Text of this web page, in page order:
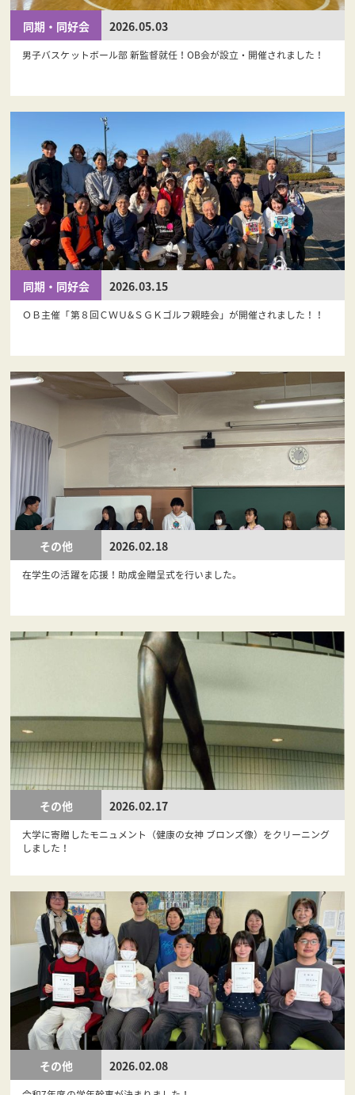
同期・同好会 2026.05.03
男子バスケットボール部 新監督就任！OB会が設立・開催されました！
同期・同好会 2026.03.15
ＯＢ主催「第８回ＣＷＵ&ＳＧＫゴルフ親睦会」が開催されました！！
その他 2026.02.18
在学生の活躍を応援！助成金贈呈式を行いました。
その他 2026.02.17
大学に寄贈したモニュメント（健康の女神 ブロンズ像）をクリーニング
しました！
その他 2026.02.08